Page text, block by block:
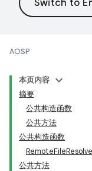
AOSP
本页内容
摘要
公共构造函数
公共方法
公共构造函数
公共方法